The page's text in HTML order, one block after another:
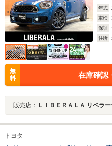
年式
車検
保証
住所
無
料
在庫確認
販売店： ＬＩＢＥＲＡＬＡ リベラ
トヨタ